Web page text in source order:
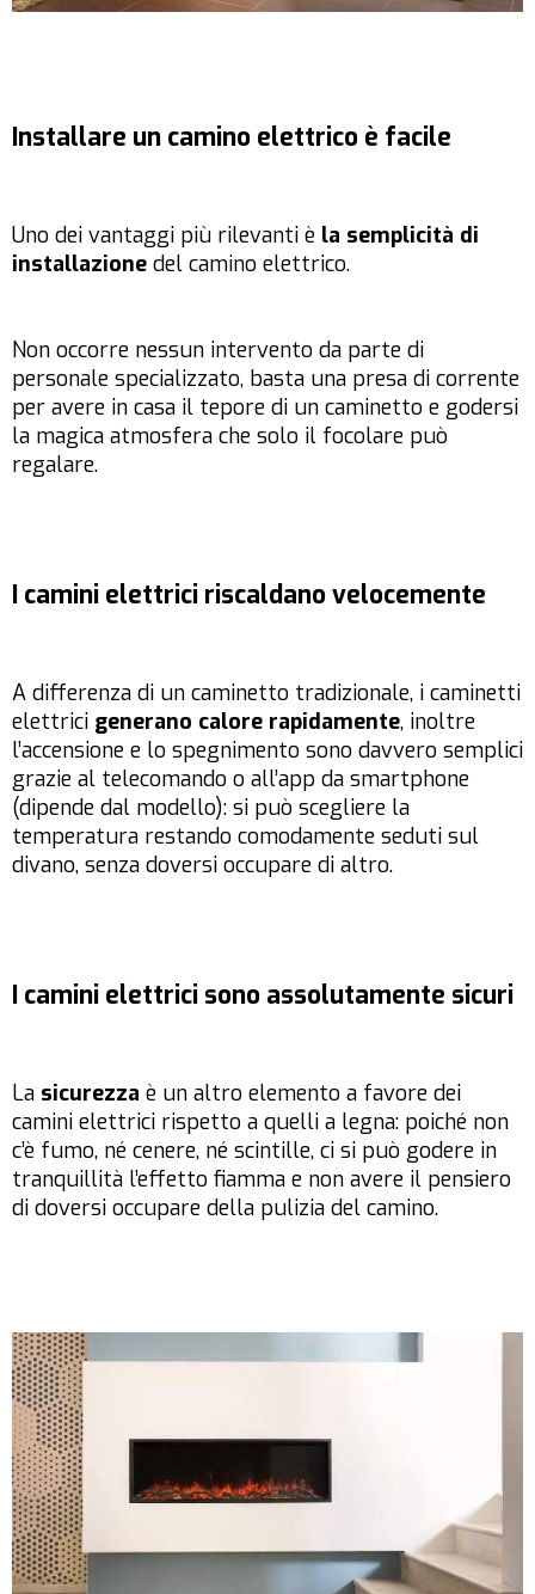
Installare un camino elettrico è facile
Uno dei vantaggi più rilevanti è la semplicità di
installazione del camino elettrico.
Non occorre nessun intervento da parte di
personale specializzato, basta una presa di corrente
per avere in casa il tepore di un caminetto e godersi
la magica atmosfera che solo il focolare può
regalare.
I camini elettrici riscaldano velocemente
A differenza di un caminetto tradizionale, i caminetti
elettrici generano calore rapidamente, inoltre
l’accensione e lo spegnimento sono davvero semplici
grazie al telecomando o all’app da smartphone
(dipende dal modello): si può scegliere la
temperatura restando comodamente seduti sul
divano, senza doversi occupare di altro.
I camini elettrici sono assolutamente sicuri
La sicurezza è un altro elemento a favore dei
camini elettrici rispetto a quelli a legna: poiché non
c’è fumo, né cenere, né scintille, ci si può godere in
tranquillità l’effetto fiamma e non avere il pensiero
di doversi occupare della pulizia del camino.